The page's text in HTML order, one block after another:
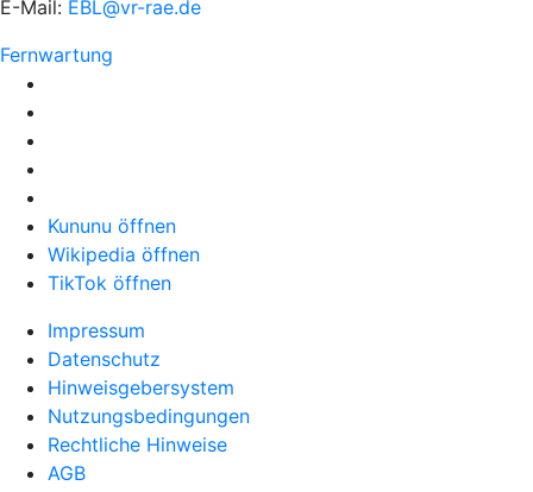
E-Mail: EBL@vr-rae.de
Fernwartung
Kununu öffnen
Wikipedia öffnen
TikTok öffnen
Impressum
Datenschutz
Hinweisgebersystem
Nutzungsbedingungen
Rechtliche Hinweise
AGB